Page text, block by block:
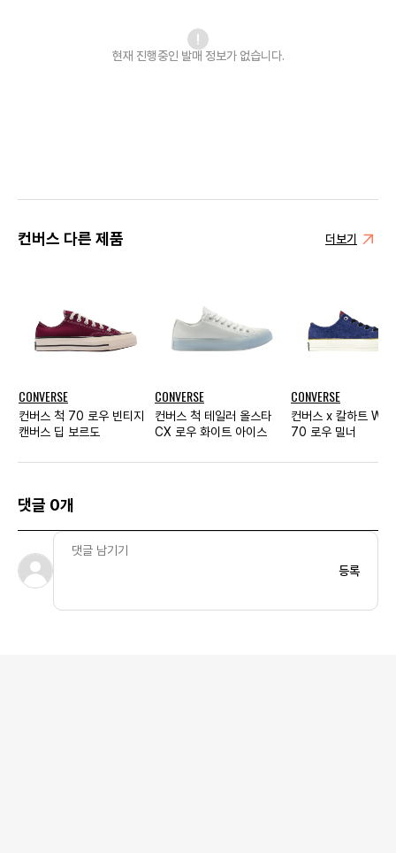
현재 진행중인 발매 정보가 없습니다.
컨버스 다른 제품 더보기
CONVERSE
컨버스 척 70 로우 빈티지
캔버스 딥 보르도
CONVERSE
컨버스 척 테일러 올스타
CX 로우 화이트 아이스
CONVERSE
컨버스 x 칼하트 WIP
70 로우 밀너
댓글 0개
등록